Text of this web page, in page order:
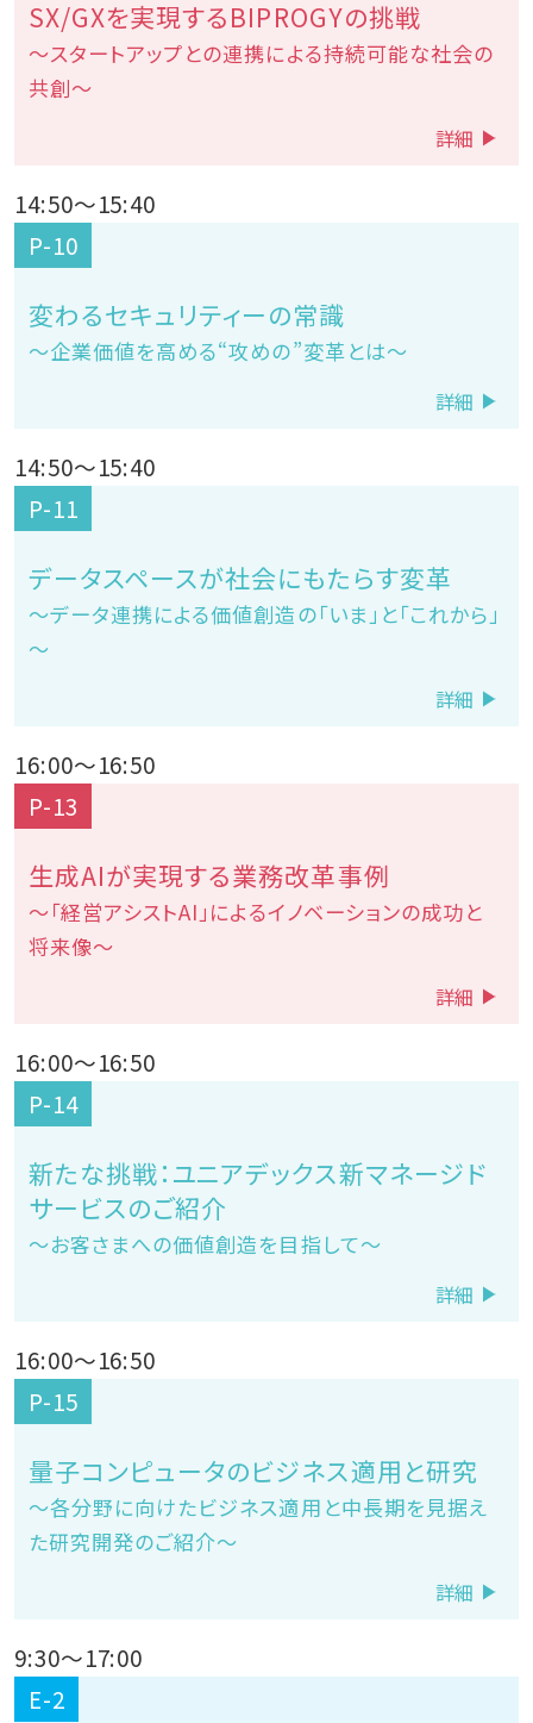
SX/GXを実現するBIPROGYの挑戦
～スタートアップとの連携による持続可能な社会の
共創～
詳細
14:50～15:40
P-10
変わるセキュリティーの常識
～企業価値を高める“攻めの”変革とは～
詳細
14:50～15:40
P-11
データスペースが社会にもたらす変革
～データ連携による価値創造の「いま」と「これから」
～
詳細
16:00～16:50
P-13
生成AIが実現する業務改革事例
～「経営アシストAI」によるイノベーションの成功と
将来像～
詳細
16:00～16:50
P-14
新たな挑戦：ユニアデックス新マネージド
サービスのご紹介
～お客さまへの価値創造を目指して～
詳細
16:00～16:50
P-15
量子コンピュータのビジネス適用と研究
～各分野に向けたビジネス適用と中長期を見据え
た研究開発のご紹介～
詳細
9:30～17:00
E-2